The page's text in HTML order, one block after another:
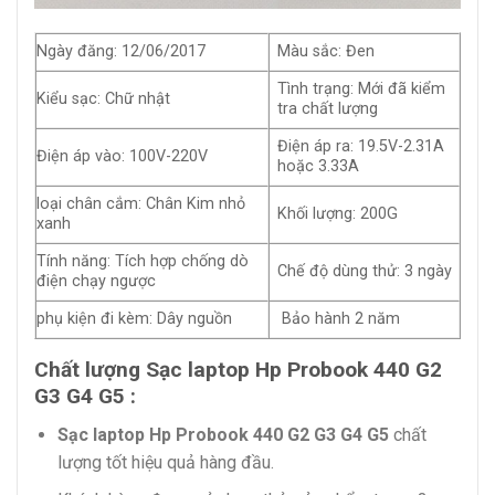
Ngày đăng: 12/06/2017 Màu sắc: Đen
Kiểu sạc: Chữ nhật
Tình trạng: Mới đã kiểm
tra chất lượng
Điện áp vào: 100V-220V
Điện áp ra: 19.5V-2.31A
hoặc 3.33A
loại chân cắm: Chân Kim nhỏ
xanh
Khối lượng: 200G
Tính năng: Tích hợp chống dò
điện chạy ngược
Chế độ dùng thử: 3 ngày
phụ kiện đi kèm: Dây nguồn Bảo hành 2 năm
Chất lượng Sạc laptop Hp Probook 440 G2
G3 G4 G5 :
Sạc laptop Hp Probook 440 G2 G3 G4 G5chất
lượng tốt hiệu quả hàng đầu.